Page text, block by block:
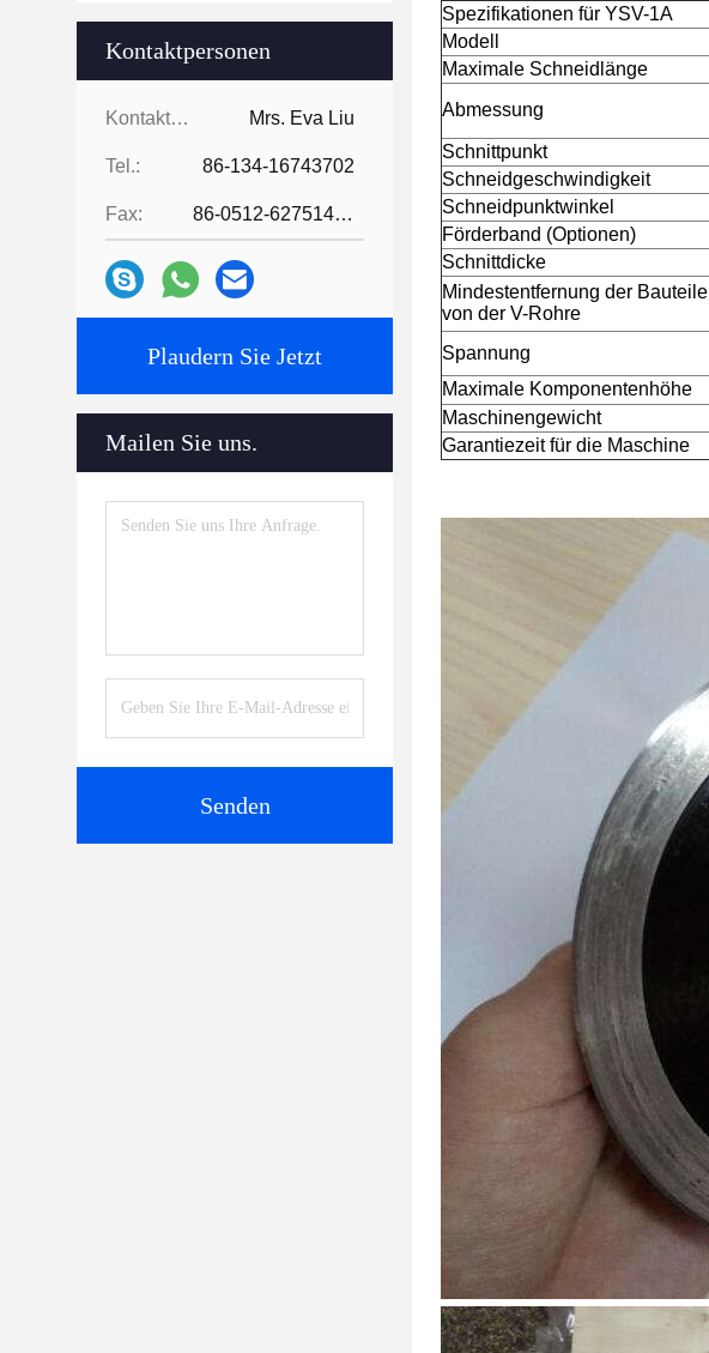
Kontaktpersonen
Kontaktpersonen: Mrs. Eva Liu
Tel.: 86-134-16743702
Fax: 86-0512-62751429
Plaudern Sie Jetzt
Mailen Sie uns.
Senden
Spezifikationen für YSV-1A
Modell
Maximale Schneidlänge
Abmessung
Schnittpunkt
Schneidgeschwindigkeit
Schneidpunktwinkel
Förderband (Optionen)
Schnittdicke
Mindestentfernung der Bauteile
von der V-Rohre
Spannung
Maximale Komponentenhöhe
Maschinengewicht
Garantiezeit für die Maschine